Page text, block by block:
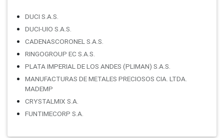
DUCI S.A.S.
DUCI-UIO S.A.S.
CADENASCORONEL S.A.S.
RINGOGROUP EC S.A.S.
PLATA IMPERIAL DE LOS ANDES (PLIMAN) S.A.S.
MANUFACTURAS DE METALES PRECIOSOS CIA. LTDA.
MADEMP
CRYSTALMIX S.A.
FUNTIMECORP S.A.